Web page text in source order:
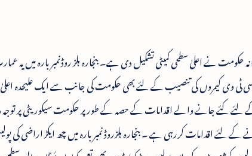
حکومت نے اعلیٰ سطحی کمیٹی تشکیل دی ہے۔ بنجارہ ہلز روڈنمبر بارہ میں یہ
ٹی وی کیمروں کی تنصیب کے لئے بھی حکومت کی جانب سے ایک علیحدہ اعلیٰ
کے لئے کئے جانے والے اقدامات کے حصہ کے طور پر حکومت سیکوریٹی پر
لئے اقدامات کررہی ہے ۔ بنجارہ ہلزروڈ نمبر بارہ میں چھ ایکڑ اراضی کی